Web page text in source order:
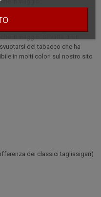
del tabacco che ha
in molti colori sul nostro sito
dei classici tagliasigari)